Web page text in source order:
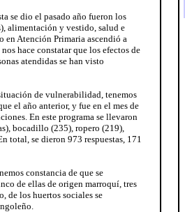
se dio el pasado año fueron los
alimentación y vestido, salud e
en Atención Primaria ascendió a
hace constatar que los efectos de
atendidas se han visto
de vulnerabilidad, tenemos
el año anterior, y fue en el mes de
En este programa se llevaron
bocadillo (235), ropero (219),
total, se dieron 973 respuestas, 171
constancia de que se
de ellas de origen marroquí, tres
de los huertos sociales se